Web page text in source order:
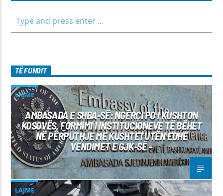
TË FUNDIT
LAJME
AMBASADA E SHBA-SË: NGËRÇI PO I KUSHTON
KOSOVËS, FORMIMI I INSTITUCIONEVE TË BËHET
NË PËRPUTHJE ME KUSHTETUTËN EDHE
VENDIMET E GJK-SË –
LAJME